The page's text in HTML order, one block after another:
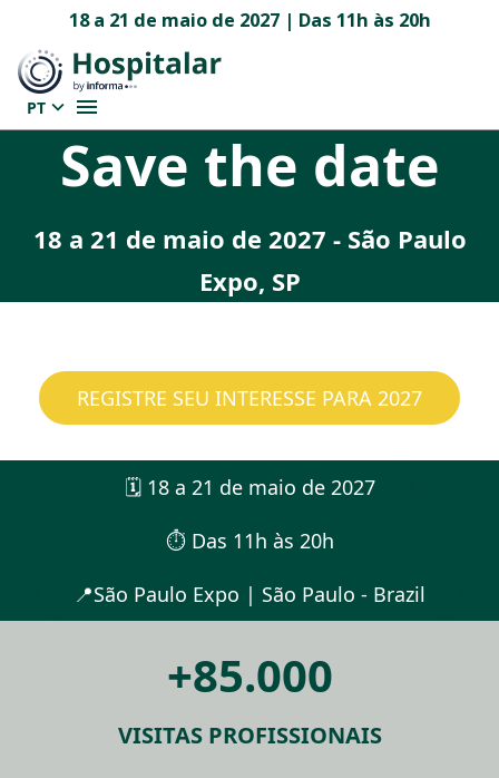
18 a 21 de maio de 2027 | Das 11h às 20h
PT
Save the date
18 a 21 de maio de 2027 - São Paulo
Expo, SP
REGISTRE SEU INTERESSE PARA 2027
🗓️ 18 a 21 de maio de 2027
⏱︎ Das 11h às 20h
📍São Paulo Expo | São Paulo - Brazil
+85.000
VISITAS PROFISSIONAIS